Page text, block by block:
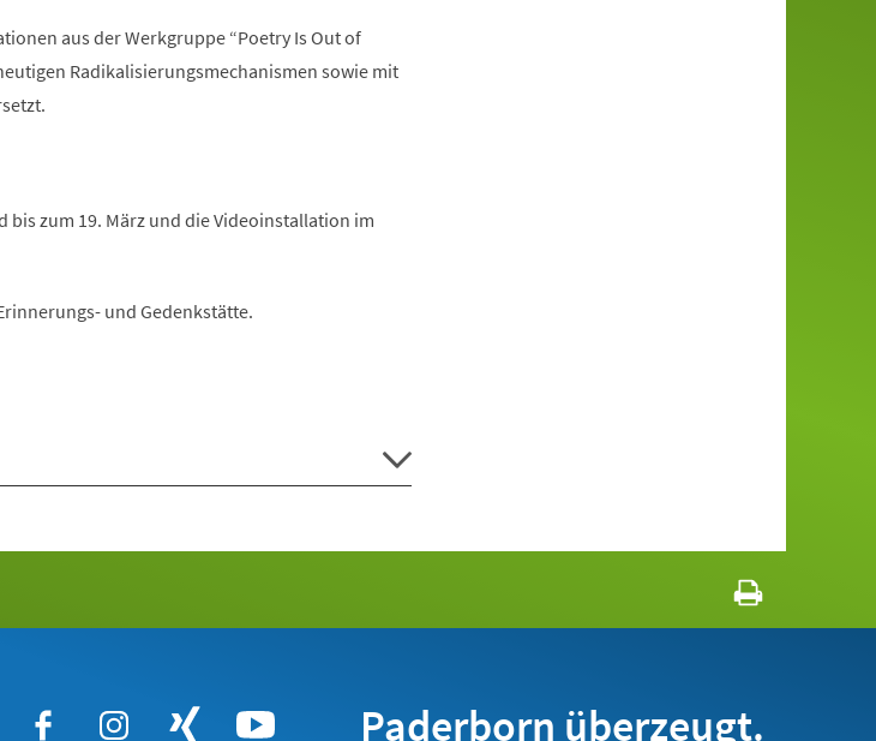
aus der Werkgruppe “Poetry Is Out of
Radikalisierungsmechanismen sowie mit
zum 19. März und die Videoinstallation im
und Gedenkstätte.
Paderborn überzeugt.